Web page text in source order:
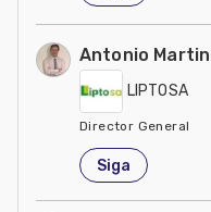
Antonio
LIPTOSA
Director General
Espanha
Siga